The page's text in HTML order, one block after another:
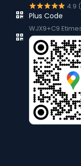
4.9 (
Plus Code
WJX9+C9